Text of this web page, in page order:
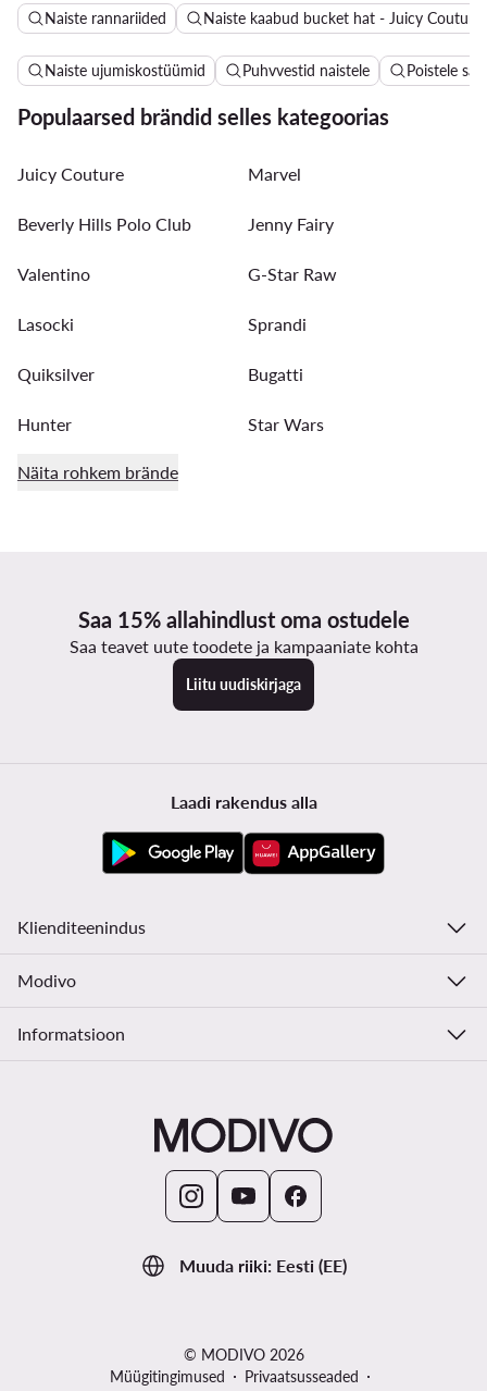
Naiste rannariided Naiste kaabud bucket hat - Juicy Couture
Naiste ujumiskostüümid Puhvvestid naistele Poistele
Populaarsed brändid selles kategoorias
Juicy Couture Marvel
Beverly Hills Polo Club Jenny Fairy
Valentino G-Star Raw
Lasocki Sprandi
Quiksilver Bugatti
Hunter Star Wars
Näita rohkem brände
Saa 15% allahindlust oma ostudele
Saa teavet uute toodete ja kampaaniate kohta
Liitu uudiskirjaga
Muuda riiki: Eesti (EE)
Laadi rakendus alla
Klienditeenindus
Modivo
Informatsioon
© MODIVO 2026
Müügitingimused
Privaatsusseaded